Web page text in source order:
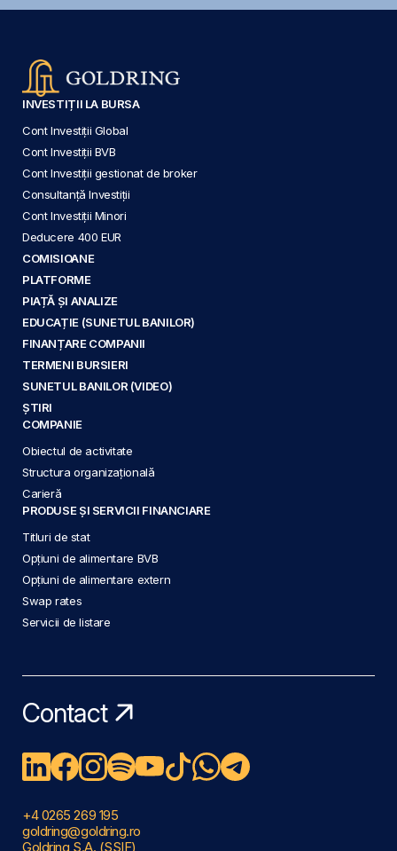
INVESTIȚII LA BURSA
Cont Investiții Global
Cont Investiții BVB
Cont Investiții gestionat de broker
Consultanță Investiții
Cont Investiții Minori
Deducere 400 EUR
COMISIOANE
PLATFORME
PIAȚĂ ȘI ANALIZE
EDUCAȚIE (SUNETUL BANILOR)
FINANȚARE COMPANII
TERMENI BURSIERI
SUNETUL BANILOR (VIDEO)
ȘTIRI
COMPANIE
Obiectul de activitate
Structura organizațională
Carieră
PRODUSE ȘI SERVICII FINANCIARE
Titluri de stat
Opțiuni de alimentare BVB
Opțiuni de alimentare extern
Swap rates
Servicii de listare
Contact
+4 0265 269 195
goldring@goldring.ro
Goldring S.A. (SSIF)